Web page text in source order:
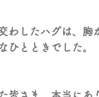
わしたハグは、胸
ひとときでした。